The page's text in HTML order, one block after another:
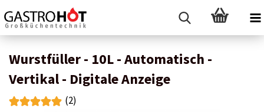
Wurstfüller - 10L - Automatisch -
Vertikal - Digitale Anzeige
(2)